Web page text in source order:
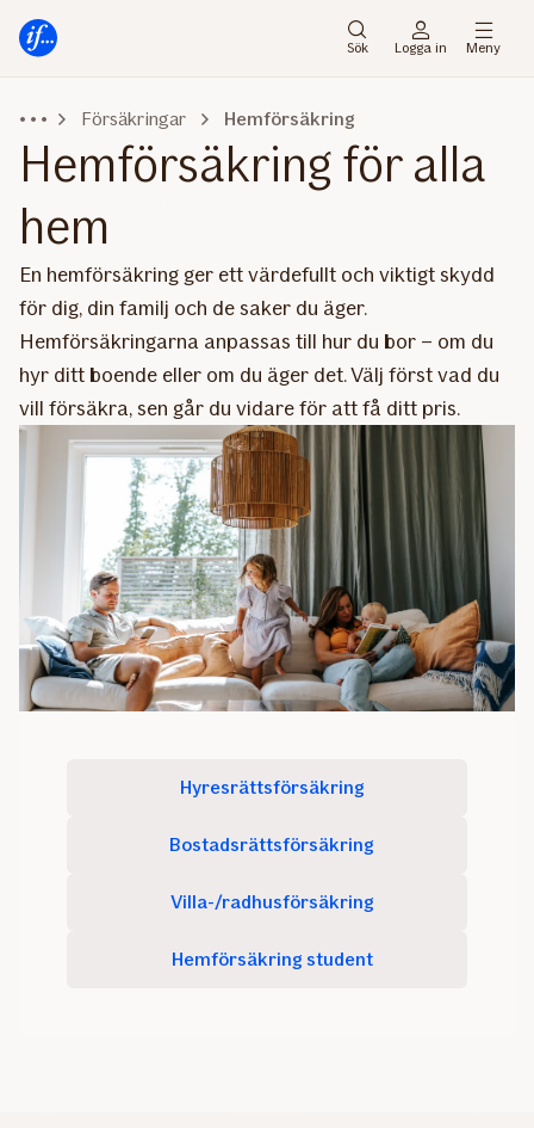
direkt
huvudmenyn
direkt
innehåll
Sök Logga in Meny
Försäkringar Hemförsäkring
Hemförsäkring för alla
hem
En hemförsäkring ger ett värdefullt och viktigt skydd
för dig, din familj och de saker du äger.
Hemförsäkringarna anpassas till hur du bor – om du
hyr ditt boende eller om du äger det. Välj först vad du
vill försäkra, sen går du vidare för att få ditt pris.
Hyresrättsförsäkring
Bostadsrättsförsäkring
Villa-/radhusförsäkring
Hemförsäkring student